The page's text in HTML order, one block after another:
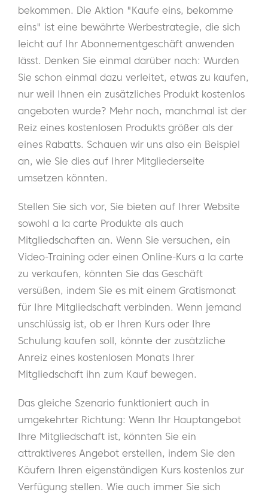
bekommen. Die Aktion "Kaufe eins, bekomme
eins" ist eine bewährte Werbestrategie, die sich
leicht auf Ihr Abonnementgeschäft anwenden
lässt. Denken Sie einmal darüber nach: Wurden
Sie schon einmal dazu verleitet, etwas zu kaufen,
nur weil Ihnen ein zusätzliches Produkt kostenlos
angeboten wurde? Mehr noch, manchmal ist der
Reiz eines kostenlosen Produkts größer als der
eines Rabatts. Schauen wir uns also ein Beispiel
an, wie Sie dies auf Ihrer Mitgliederseite
umsetzen könnten.
Stellen Sie sich vor, Sie bieten auf Ihrer Website
sowohl a la carte Produkte als auch
Mitgliedschaften an. Wenn Sie versuchen, ein
Video-Training oder einen Online-Kurs a la carte
zu verkaufen, könnten Sie das Geschäft
versüßen, indem Sie es mit einem Gratismonat
für Ihre Mitgliedschaft verbinden. Wenn jemand
unschlüssig ist, ob er Ihren Kurs oder Ihre
Schulung kaufen soll, könnte der zusätzliche
Anreiz eines kostenlosen Monats Ihrer
Mitgliedschaft ihn zum Kauf bewegen.
Das gleiche Szenario funktioniert auch in
umgekehrter Richtung: Wenn Ihr Hauptangebot
Ihre Mitgliedschaft ist, könnten Sie ein
attraktiveres Angebot erstellen, indem Sie den
Käufern Ihren eigenständigen Kurs kostenlos zur
Verfügung stellen. Wie auch immer Sie sich